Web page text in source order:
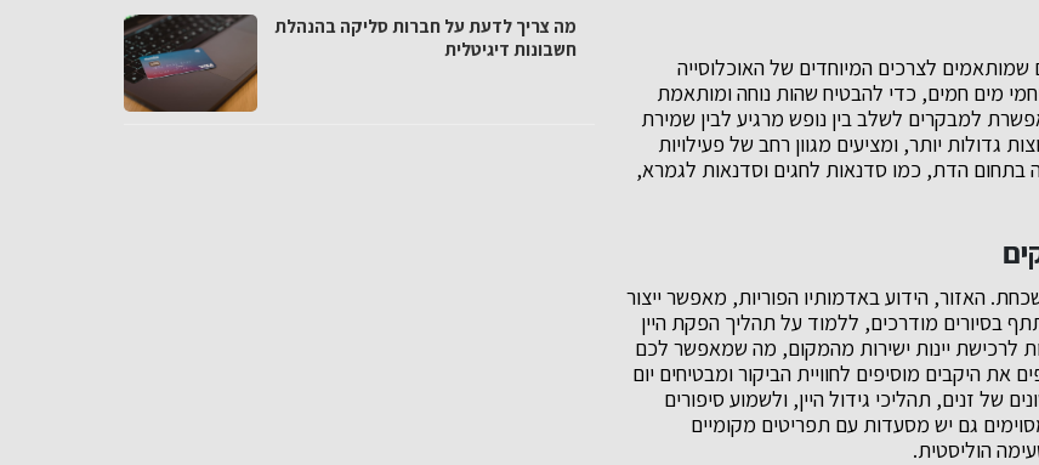
שמותאמים לצרכים המיוחדים של האוכלוסייה
מים חמים, כדי להבטיח שהות נוחה ומותאמת
למבקרים לשלב בין נופש מרגיע לבין שמירת
גדולות יותר, ומציעים מגוון רחב של פעילויות
בתחום הדת, כמו סדנאות לחגים וסדנאות לגמרא,
האזור, הידוע באדמותיו הפוריות, מאפשר ייצור
בסיורים מודרכים, ללמוד על תהליך הפקת היין
לרכישת יינות ישירות מהמקום, מה שמאפשר לכם
היקבים מוסיפים לחוויית הביקור ומבטיחים יום
של זנים, תהליכי גידול היין, ולשמוע סיפורים
גם יש מסעדות עם תפריטים מקומיים
הוליסטית.
מה צריך לדעת על חברות סליקה בהנהלת
חשבונות דיגיטלית